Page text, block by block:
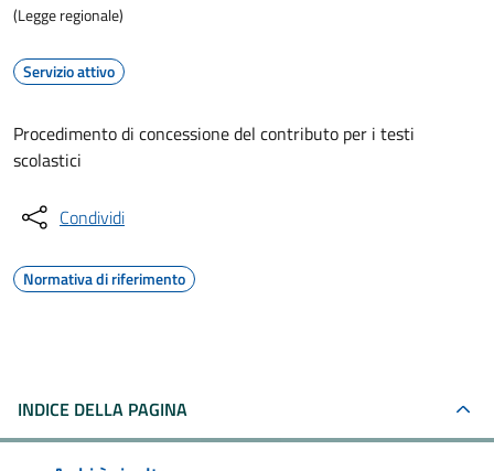
(Legge regionale)
Servizio attivo
Procedimento di concessione del contributo per i testi
scolastici
Condividi
Normativa di riferimento
INDICE DELLA PAGINA